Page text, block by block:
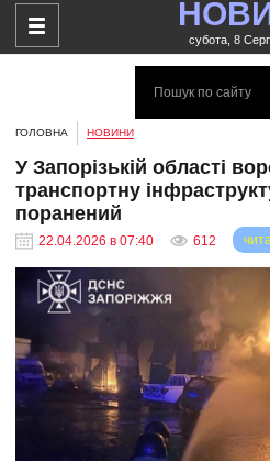
субота, 8
ГОЛОВНА НОВИНИ
У Запорізькій області
транспортну
поранений
22.04.2026 в 07:40 612